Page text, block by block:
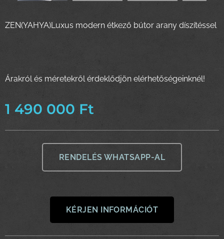
ZEN(YAHYA)Luxus modern étkező bútor arany díszítéssel
Árakról és méretekről érdeklődjön elérhetőségeinknél!
1 490 000 Ft
RENDELÉS WHATSAPP-AL
KÉRJEN INFORMÁCIÓT